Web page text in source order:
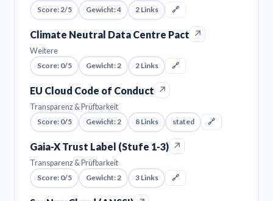
Score: 2/5 Gewicht: 4 2 Links 🔗
Climate Neutral Data Centre Pact ↗
Weitere
Score: 0/5
Gewicht: 2 2 Links 🔗
EU Cloud Code of Conduct ↗
Transparenz & Prüfbarkeit
Score: 0/5
Gewicht: 2 8 Links stated 🔗
Gaia-X Trust Label (Stufe 1-3) ↗
Transparenz & Prüfbarkeit
Score: 0/5
Gewicht: 2 3 Links 🔗